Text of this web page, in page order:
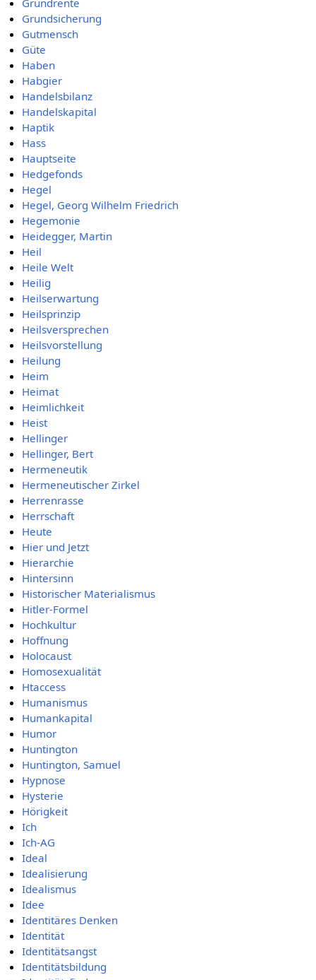
Grundsicherung
Gutmensch
Güte
Haben
Habgier
Handelsbilanz
Handelskapital
Haptik
Hass
Hauptseite
Hedgefonds
Hegel
Hegel, Georg Wilhelm Friedrich
Hegemonie
Heidegger, Martin
Heil
Heile Welt
Heilig
Heilserwartung
Heilsprinzip
Heilsversprechen
Heilsvorstellung
Heilung
Heim
Heimat
Heimlichkeit
Heist
Hellinger
Hellinger, Bert
Hermeneutik
Hermeneutischer Zirkel
Herrenrasse
Herrschaft
Heute
Hier und Jetzt
Hierarchie
Hintersinn
Historischer Materialismus
Hitler-Formel
Hochkultur
Hoffnung
Holocaust
Homosexualität
Htaccess
Humanismus
Humankapital
Humor
Huntington
Huntington, Samuel
Hypnose
Hysterie
Hörigkeit
Ich
Ich-AG
Ideal
Idealisierung
Idealismus
Idee
Identitäres Denken
Identität
Identitätsangst
Identitätsbildung